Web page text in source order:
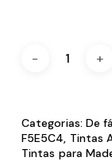
Categorias:De
F5E5C4, Tintas
Tintas para